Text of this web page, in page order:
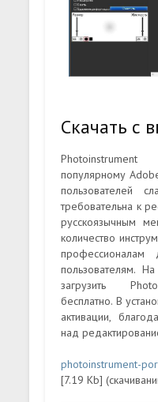
Скачать с
популярному
пользователей
требовательна к
русскоязычным
количество
пользователям.
загрузить
бесплатно. В
активации,
над
photoinstrument-
[7.19 Kb]